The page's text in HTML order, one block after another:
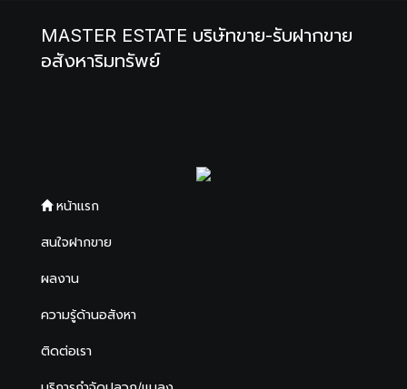
MASTER ESTATE บริษัทขาย-รับฝากขาย
อสังหาริมทรัพย์
หน้าแรก
สนใจฝากขาย
ผลงาน
ความรู้ด้านอสังหา
ติดต่อเรา